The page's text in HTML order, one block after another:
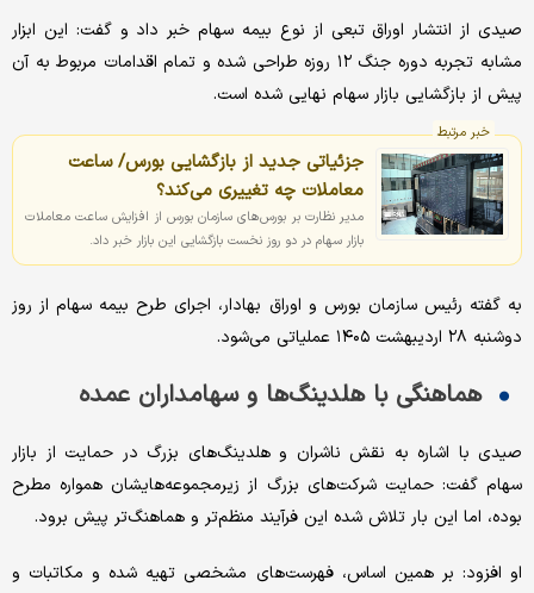
صیدی از انتشار اوراق تبعی از نوع بیمه سهام خبر داد و گفت: این ابزار
مشابه تجربه دوره جنگ ۱۲ روزه طراحی شده و تمام اقدامات مربوط به آن
پیش از بازگشایی بازار سهام نهایی شده است.
خبر مرتبط
جزئیاتی جدید از بازگشایی بورس/ ساعت
معاملات چه تغییری می‌کند؟
مدیر نظارت بر بورس‌های سازمان بورس از افزایش ساعت معاملات
بازار سهام در دو روز نخست بازگشایی این بازار خبر داد.
به گفته رئیس سازمان بورس و اوراق بهادار، اجرای طرح بیمه سهام از روز
دوشنبه ۲۸ اردیبهشت ۱۴۰۵ عملیاتی می‌شود.
هماهنگی با هلدینگ‌ها و سهامداران عمده
صیدی با اشاره به نقش ناشران و هلدینگ‌های بزرگ در حمایت از بازار
سهام گفت: حمایت شرکت‌های بزرگ از زیرمجموعه‌هایشان همواره مطرح
بوده، اما این بار تلاش شده این فرآیند منظم‌تر و هماهنگ‌تر پیش برود.
او افزود: بر همین اساس، فهرست‌های مشخصی تهیه شده و مکاتبات و